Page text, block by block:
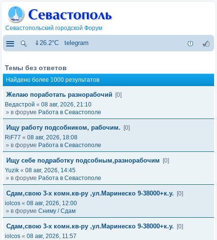
Севастопольский городской Форум
⇓26.2°C telegram
Темы без ответов
Найдено более 1000 результатов
Желаю поработать разнорабочий
[0]
Ведастрой « 08 авг, 2026, 21:10
» в форуме Работа в Севастополе
Ищу работу подсобником, рабочим.
[0]
RiF77 « 08 авг, 2026, 18:08
» в форуме Работа в Севастополе
Ищу себе подработку подсобным,разнорабочим
[0]
Yuzik « 08 авг, 2026, 14:45
» в форуме Работа в Севастополе
Сдам,свою 3-х комн.кв-ру ,ул.Маринеско 9-38000+к.у.
[0]
iolcos « 08 авг, 2026, 12:00
» в форуме Сниму / Сдам
Сдам,свою 3-х комн.кв-ру ,ул.Маринеско 9-38000+к.у.
[0]
iolcos « 08 авг, 2026, 11:57